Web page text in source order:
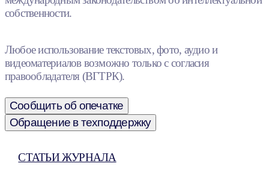
собственности.
Любое использование текстовых, фото, аудио и
видеоматериалов возможно только с согласия
правообладателя (ВГТРК).
Сообщить об опечатке
Обращение в техподдержку
СТАТЬИ ЖУРНАЛА